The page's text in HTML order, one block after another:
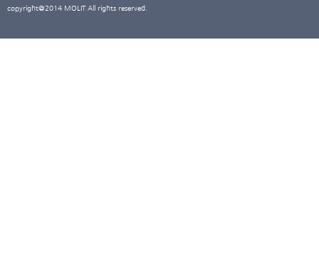
copyright@2014 MOLIT All rights reserved.